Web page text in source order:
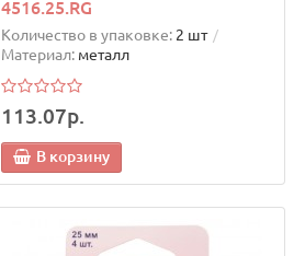
4516.25.RG
Количество в упаковке: 2 шт
Материал: металл
113.07р.
В корзину